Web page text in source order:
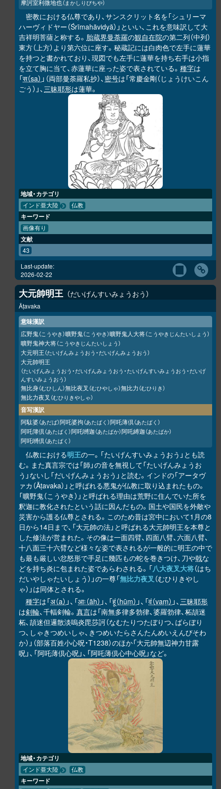
摩訶室利微地也（まかしりびちや）
密教における仏尊であり、サンスクリット名を「シュリーマ
ハーヴィドヤー（Śrīmahāvidyā）」といい、これを意味訳して大
吉祥明菩薩と称する。 胎蔵界曼荼羅の観自在院の第二列（中列）
東方（上方）より第六位に座す。秘蔵記には白肉色で左手に蓮華
を持つと書かれており、現図でも左手に蓮華を持ち右手は小指
を立て胸に当て、赤蓮華に座った姿で表されている。 種字は
「स（sa） 」（両部曼荼羅私抄）、 密号は「常慶金剛（じょうけいこん
ごう）」、三昧耶形は蓮華。
地域・カテゴリ
インド亜大陸 仏教
キーワード
画像有り
文献
43
Last-update:
2026-02-22
大元帥明王 だいげんすいみょうおう
Āṭavaka
意味漢訳
広野鬼（こうやき）曠野鬼（こうやき）曠野鬼人大将（こうやきじんたいしょう）
曠野鬼神大将（こうやきじんたいしょう）
大元明王（たいげんみょうおう・だいげんみょうおう）
大元帥明王
（たいげんみょうおう・だいげんみょうおう・たいげんすいみょうおう・だいげ
んすいみょうおう）
無比身（むひしん）無比夜叉 （むひやしゃ）無比力（むひりき）
無比力夜叉 （むひりきやしゃ）
音写漢訳
阿駄婆（あだば）阿吒婆拘（あたばく）阿吒薄倶（あたばく）
阿吒簿倶（あたばく）阿吒嚩迦（あたばか）阿吒縛迦（あたばか）
阿吒嚩倶（あたばく）
仏教における明王の一。「たいげんすいみょうおう」とも読
む。また真言宗では「師」の音を無視して「たいげんみょうお
う」ないし「だいげんみょうおう」と読む。インドの「アータヴ
ァカ（Āṭavaka）」と呼ばれる悪鬼が仏教に取り込まれたもの。
「曠野鬼（こうやき）」と呼ばれる理由は荒野に住んでいた所を
釈迦に教化されたという話に因んだもの。国土や国民を外敵や
災害から護る仏尊とされる。このため昔は宮中において1月の8
日から14日まで、「大元帥の法」と呼ばれる大元帥明王を本尊と
した修法が営まれた。その像は一面四臂、四面八臂、六面八臂、
十八面三十六臂など様々な姿で表されるが一般的に明王の中で
も最も厳しい忿怒形で手足に幾匹もの蛇を巻きつけ、刀や戟な
どを持ち炎に包まれた姿であらわされる。「八大夜叉大将（はち
だいやしゃたいしょう）」の一尊「無比力夜叉（むひりきやし
ゃ）」は同体とされる。
種字は「अ（a） 」、「आः（āḥ） 」、「हूं（hūṃ） 」、「वं（vaṃ） 」、三昧耶形
は剣輪、千輻剣輪。 真言は「南無多律多勃律、婆羅勃律、柘頡迷
柘、頡迷但邏散淡嗚炎毘莎訶（なむたりつたぼりつ、ばらぼり
つ、しゃきつめいしゃ、きつめいたらさんたんめいえんびそわ
か）」（部落百姓小心呪・T1238）のほか「大元帥無辺神力甘露
呪」、「阿吒薄倶心呪」、「阿吒薄倶心中心呪」など。
地域・カテゴリ
インド亜大陸 仏教
キーワード